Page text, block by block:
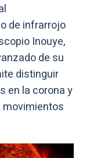
de infrarrojo
Inouye,
de su
distinguir
en la corona y